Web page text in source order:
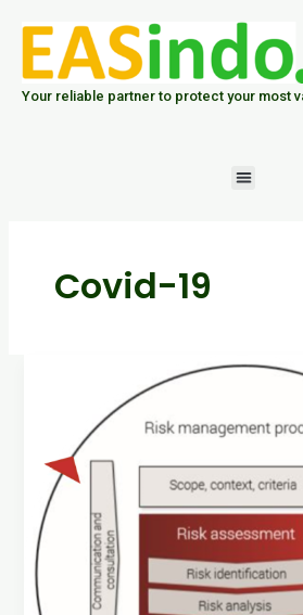
content
Your reliable partner to protect your most
Menu
Covid-19
LEARNED)
COVID-
19
DARI
PRESPEKTIF
MANAJEMEN